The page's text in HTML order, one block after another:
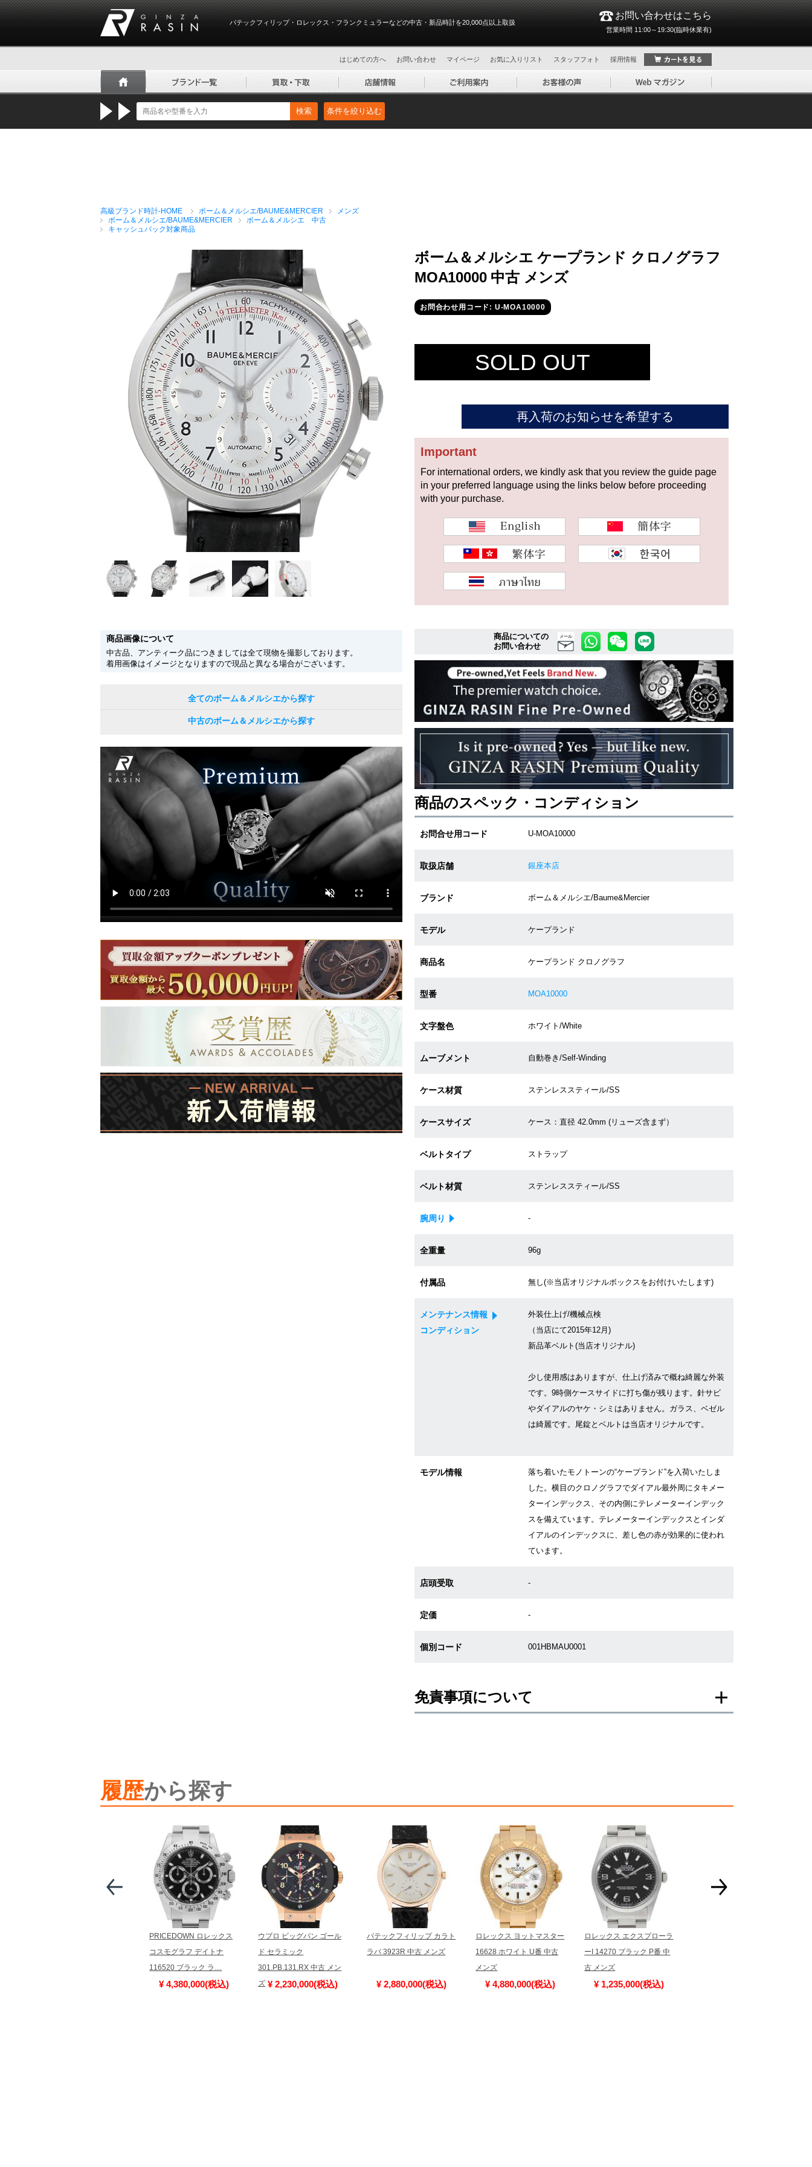
パテックフィリップ・ロレックス・フランクミュラーなどの中古・新品時計を20,000点以上取扱
お問い合わせはこちら
営業時間 11:00～19:30(臨時休業有)
はじめての方へ お問い合わせ マイページ お気に入りリスト スタッフフォト 採用情報
検索 条件を絞り込む
高級ブランド時計-HOME ボーム＆メルシエ/BAUME&MERCIER
メンズ
ボーム＆メルシエ/BAUME&MERCIER
ボーム＆メルシエ 中古
キャッシュバック対象商品
ボーム＆メルシエ ケープランド クロノグラフ
MOA10000 中古 メンズ
お問合わせ用コード: U-MOA10000
SOLD OUT
再入荷のお知らせを希望する
Important
For international orders, we kindly ask that you review the guide page
in your preferred language using the links below before proceeding
with your purchase.
商品画像について
中古品、アンティーク品につきましては全て現物を撮影しております。
着用画像はイメージとなりますので現品と異なる場合がございます。
全てのボーム＆メルシエから探す
中古のボーム＆メルシエから探す
商品についての
お問い合わせ
メール
商品のスペック・コンディション
お問合せ用コード U-MOA10000
取扱店舗 銀座本店
ブランド ボーム＆メルシエ/Baume&Mercier
モデル ケープランド
商品名 ケープランド クロノグラフ
型番 MOA10000
文字盤色 ホワイト/White
ムーブメント 自動巻き/Self-Winding
ケース材質 ステンレススティール/SS
ケースサイズ ケース：直径 42.0mm (リューズ含まず）
ベルトタイプ ストラップ
ベルト材質 ステンレススティール/SS
腕周り -
全重量 96g
付属品 無し(※当店オリジナルボックスをお付けいたします)
メンテナンス情報
コンディション
外装仕上げ/機械点検
（当店にて2015年12月)
新品革ベルト(当店オリジナル)
少し使用感はありますが、仕上げ済みで概ね綺麗な外装
です。9時側ケースサイドに打ち傷が残ります。針サビ
やダイアルのヤケ・シミはありません。ガラス、ベゼル
は綺麗です。尾錠とベルトは当店オリジナルです。
モデル情報
落ち着いたモノトーンの“ケープランド”を入荷いたしま
した。横目のクロノグラフでダイアル最外周にタキメー
ターインデックス、その内側にテレメーターインデック
スを備えています。テレメーターインデックスとインダ
イアルのインデックスに、差し色の赤が効果的に使われ
ています。
店頭受取 -
定価 -
個別コード 001HBMAU0001
免責事項について
※シリアルナンバーや限定番号につきましては、プライバシーの関係上WEBへの掲載を控
またお電話でお問い合わせ頂きましてもお答えできません。
※当店では店頭販売も行っております為、サイトでのご注文と店頭処理との時間差で在庫
切れになる場合がございます。
予めご了承くださいませ。
また、ご来店にてご購入を希望される場合にも、事前に在庫の確認をお電話かメールにて
お問い合わせいただけますようお願いいたします。
※アンティーク品やユーズド品の場合、外装および内部機械に代替部品を使用している場
合がございます。
※表示の定価は、入荷時の価格となっております。
履歴から探す
PRICEDOWN ロレックス
コスモグラフ デイトナ
116520 ブラック ラ…
¥ 4,380,000(税込)
ウブロ ビッグバン ゴール
ド セラミック
301.PB.131.RX 中古 メン
ズ ¥ 2,230,000(税込)
パテックフィリップ カラト
ラバ 3923R 中古 メンズ
¥ 2,880,000(税込)
ロレックス ヨットマスター
16628 ホワイト U番 中古
メンズ
¥ 4,880,000(税込)
ロレックス エクスプローラ
ーI 14270 ブラック P番 中
古 メンズ
¥ 1,235,000(税込)